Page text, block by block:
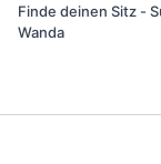
Finde deinen Sitz -
Wanda